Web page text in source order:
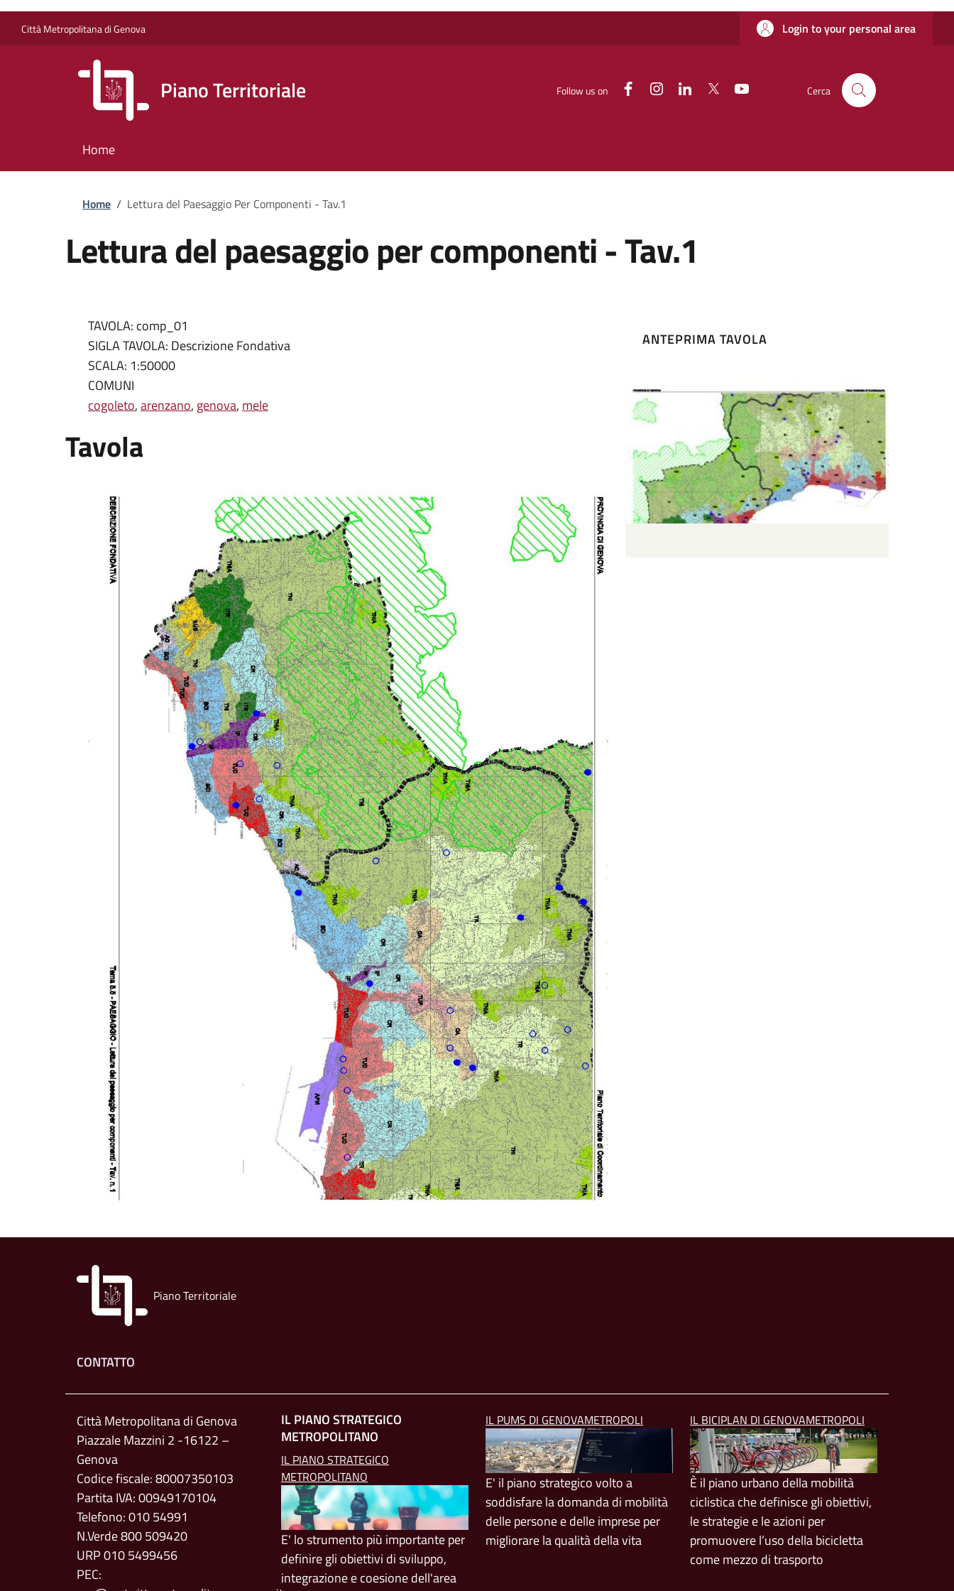
Città Metropolitana di Genova Login to your personal area
Piano Territoriale Follow us on FacebookInstagramLinkedinTwitter Cerca
Home
Briciole di pane
Home / Lettura del Paesaggio Per Componenti - Tav.1
Lettura del paesaggio per componenti - Tav.1
TAVOLA: comp_01
SIGLA TAVOLA: Descrizione Fondativa
SCALA: 1:50000
COMUNI
cogoleto,arenzano, genova, mele
Tavola
ANTEPRIMA TAVOLA
Piano Territoriale
Footer menu
CONTATTO
Città Metropolitana di Genova
Piazzale Mazzini 2 -16122 –
Genova
Codice fiscale: 80007350103
Partita IVA: 00949170104
Telefono: 010 54991
N.Verde 800 509420
URP 010 5499456
PEC:
IL PIANO STRATEGICO
METROPOLITANO
IL PIANO STRATEGICO
METROPOLITANO
E' lo strumento più importante per
definire gli obiettivi di sviluppo,
integrazione e coesione dell'area
IL PUMS DI GENOVAMETROPOLI
E' il piano strategico volto a
soddisfare la domanda di mobilità
delle persone e delle imprese per
migliorare la qualità della vita
IL BICIPLAN DI GENOVAMETROPOLI
È il piano urbano della mobilità
ciclistica che definisce gli obiettivi,
le strategie e le azioni per
promuovere l’uso della bicicletta
come mezzo di trasporto